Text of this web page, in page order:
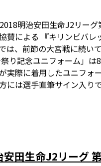
明治安田生命J2リー
賛による 『キリンビバレ
は、前節の大宮戦に続い
祭り記念ユニフォーム」
実際に着用したユニフォー
には選手直筆サイン入り
安田生命J2リーグ